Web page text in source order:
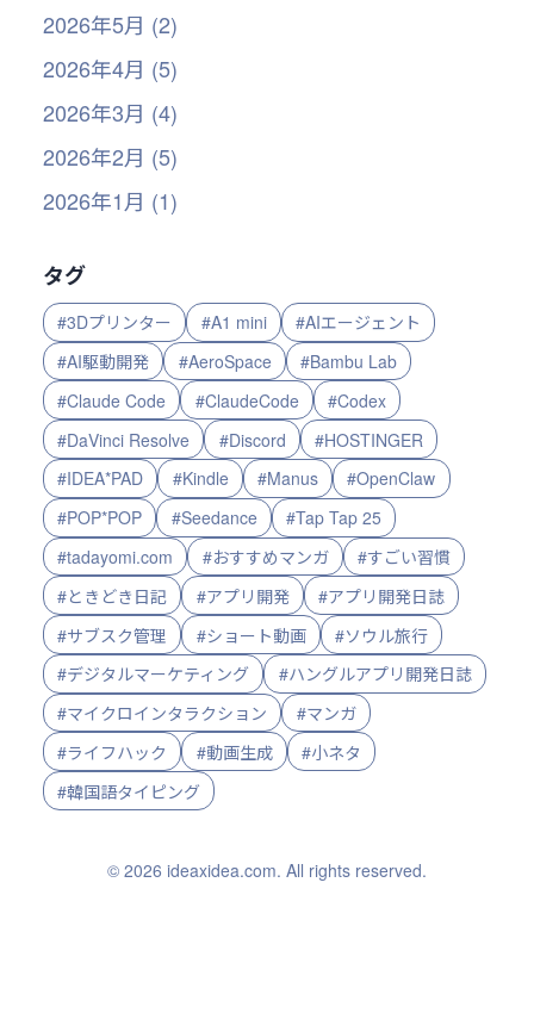
2026年5月 (2)
2026年4月 (5)
2026年3月 (4)
2026年2月 (5)
2026年1月 (1)
タグ
#3Dプリンター #A1 mini
#AIエージェント
#AI駆動開発
#AeroSpace
#Bambu Lab
#Claude Code
#ClaudeCode
#Codex
#DaVinci Resolve
#Discord
#HOSTINGER
#IDEA*PAD
#Kindle #Manus
#OpenClaw
#POP*POP
#Seedance
#Tap Tap 25
#tadayomi.com
#おすすめマンガ
#すごい習慣
#ときどき日記
#アプリ開発
#アプリ開発日誌
#サブスク管理
#ショート動画
#ソウル旅行
#デジタルマーケティング
#ハングルアプリ開発日誌
#マイクロインタラクション
#マンガ
#ライフハック
#動画生成
#小ネタ
#韓国語タイピング
© 2026 ideaxidea.com. All rights reserved.